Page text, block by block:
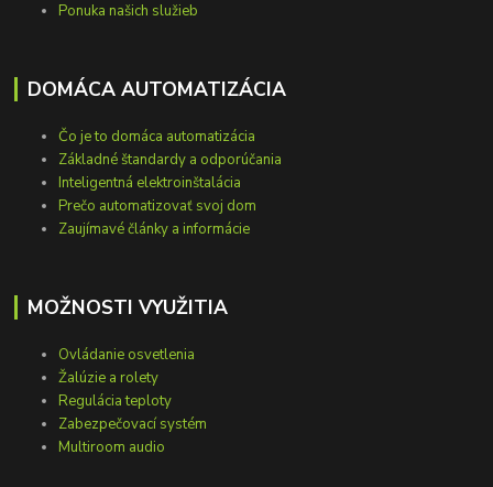
Ponuka našich služieb
DOMÁCA AUTOMATIZÁCIA
Čo je to domáca automatizácia
Základné štandardy a odporúčania
Inteligentná elektroinštalácia
Prečo automatizovať svoj dom
Zaujímavé články a informácie
MOŽNOSTI VYUŽITIA
Ovládanie osvetlenia
Žalúzie a rolety
Regulácia teploty
Zabezpečovací systém
Multiroom audio